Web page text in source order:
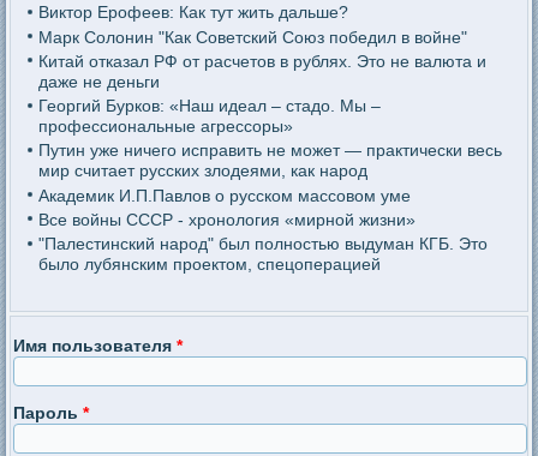
Виктор Ерофеев: Как тут жить дальше?
Марк Солонин "Как Советский Союз победил в войне"
Китай отказал РФ от расчетов в рублях. Это не валюта и
даже не деньги
Георгий Бурков: «Наш идеал – стадо. Мы –
профессиональные агрессоры»
Путин уже ничего исправить не может — практически весь
мир считает русских злодеями, как народ
Академик И.П.Павлов о русском массовом уме
Все войны СССР - хронология «мирной жизни»
"Палестинский народ" был полностью выдуман КГБ. Это
было лубянским проектом, спецоперацией
Имя пользователя*
Пароль*